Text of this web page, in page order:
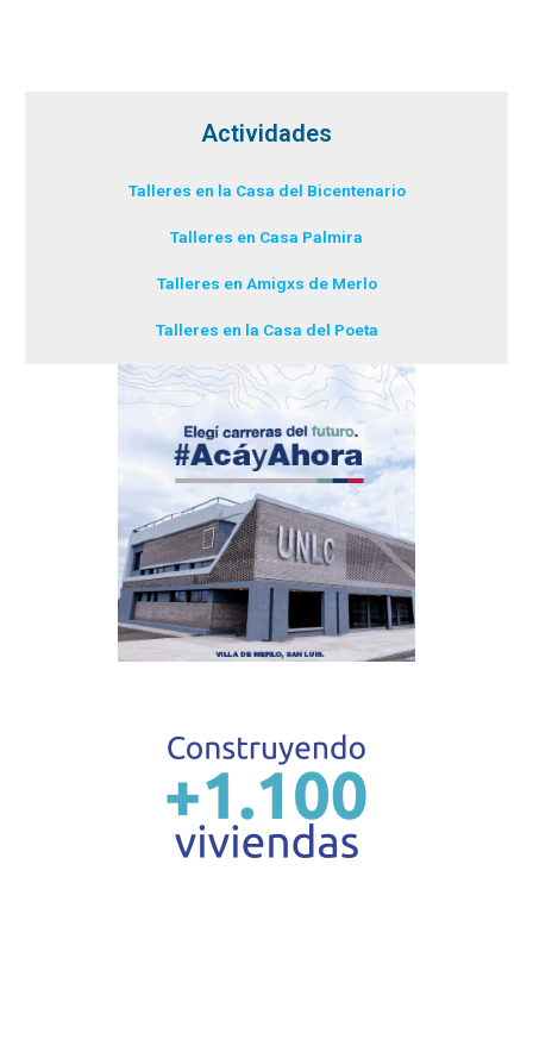
Actividades
Talleres en la Casa del Bicentenario
Talleres en Casa Palmira
Talleres en Amigxs de Merlo
Talleres en la Casa del Poeta